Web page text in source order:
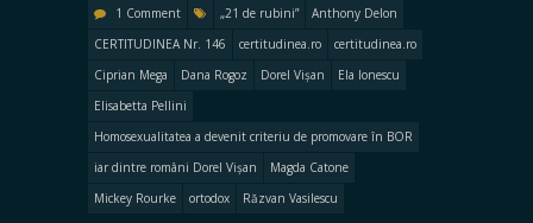
1 Comment
„21 de rubini”
Anthony Delon
CERTITUDINEA Nr. 146
certitudinea.ro
certitudinea.ro
Ciprian Mega
Dana Rogoz Dorel Vișan
Ela Ionescu
Elisabetta Pellini
Homosexualitatea a devenit criteriu de promovare în BOR
iar dintre români Dorel Vișan
Magda Catone
Mickey Rourke
ortodox Răzvan Vasilescu